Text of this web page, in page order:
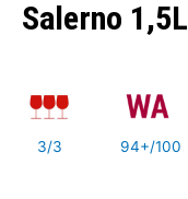
Salerno 1,5L
3/3 94+/100